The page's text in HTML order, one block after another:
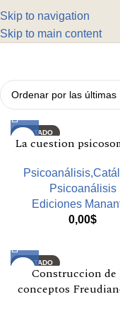
Skip to navigation
Skip to main content
AGOTADO
La cuestion
Psicoanálisis
Ediciones
0,00$
AGOTADO
Construccion de
conceptos